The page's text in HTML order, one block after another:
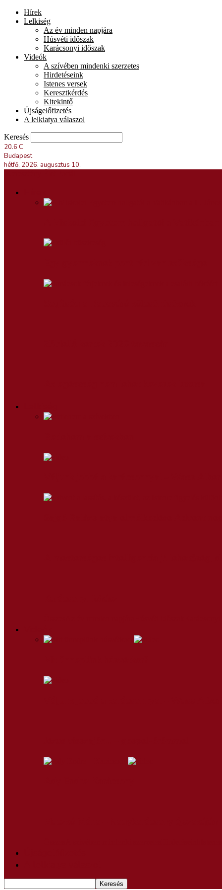
Hírek
Lelkiség
Az év minden napjára
Húsvéti időszak
Karácsonyi időszak
Videók
A szívében mindenki szerzetes
Hirdetéseink
Istenes versek
Keresztkérdés
Kitekintő
Újságelőfizetés
A lelkiatya válaszol
Keresés
20.6 C
Budapest
hétfő, 2026. augusztus 10.